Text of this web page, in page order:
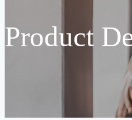
Product